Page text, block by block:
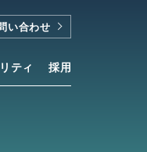
ティ 採用
い合わせ